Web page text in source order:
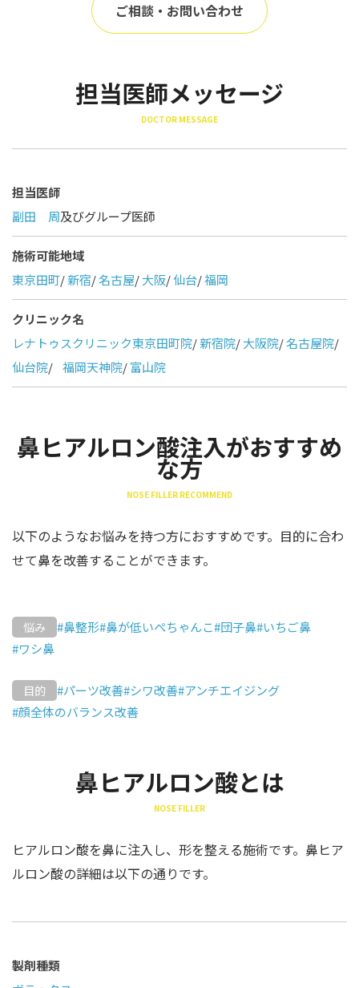
90代
地域から探す
東京
ご相談・お問い合わせ
担当医師メッセージ
DOCTOR MESSAGE
担当医師
副田 周及びグループ医師
施術可能地域
東京田町/新宿/名古屋/大阪/仙台/福岡
クリニック名
レナトゥスクリニック東京田町院/新宿院/大阪院/名古屋院/
仙台院/ 福岡天神院/富山院
鼻ヒアルロン酸注入がおすすめ
な方
NOSE FILLER RECOMMEND
以下のようなお悩みを持つ方におすすめです。目的に合わ
せて鼻を改善することができます。
悩み #鼻整形#鼻が低いぺちゃんこ#団子鼻#いちご鼻
#ワシ鼻
目的 #パーツ改善#シワ改善#アンチエイジング
#顔全体のバランス改善
鼻ヒアルロン酸とは
NOSE FILLER
ヒアルロン酸を鼻に注入し、形を整える施術です。鼻ヒア
ルロン酸の詳細は以下の通りです。
製剤種類